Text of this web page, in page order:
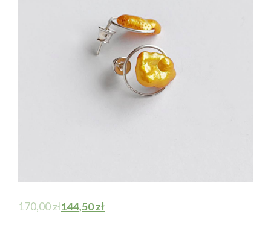
170,00zł144,50zł